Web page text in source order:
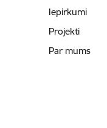
Iepirkumi
Projekti
Par mums